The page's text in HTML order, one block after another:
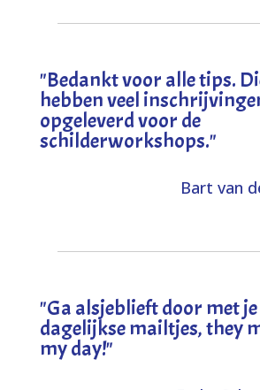
"Bedankt voor alle tips.
hebben veel
opgeleverd voor de
schilderworkshops."
Bart van
"Ga alsjeblieft door met je
dagelijkse mailtjes, they
my day!"